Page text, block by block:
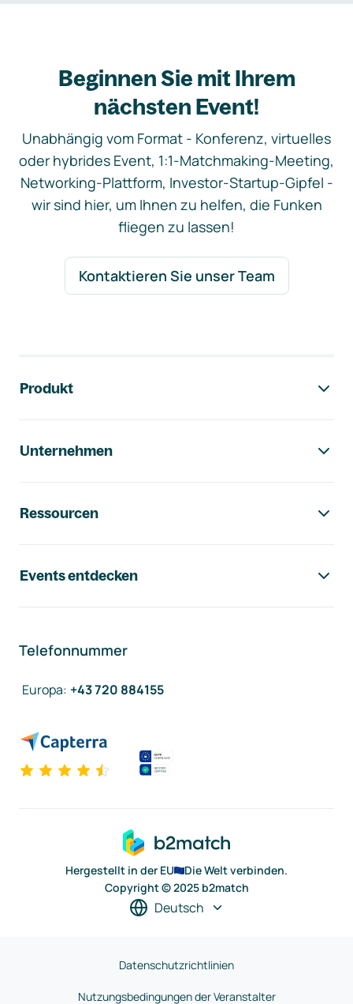
Beginnen Sie mit Ihrem
nächsten Event!
Unabhängig vom Format - Konferenz, virtuelles
oder hybrides Event, 1:1-Matchmaking-Meeting,
Networking-Plattform, Investor-Startup-Gipfel -
wir sind hier, um Ihnen zu helfen, die Funken
fliegen zu lassen!
Kontaktieren Sie unser Team
Produkt
Unternehmen
Ressourcen
Events entdecken
Telefonnummer
Europa: +43 720 884155
Hergestellt in der EU
Die Welt verbinden.
Copyright © 2025 b2match
Deutsch
Datenschutzrichtlinien
Nutzungsbedingungen der Veranstalter